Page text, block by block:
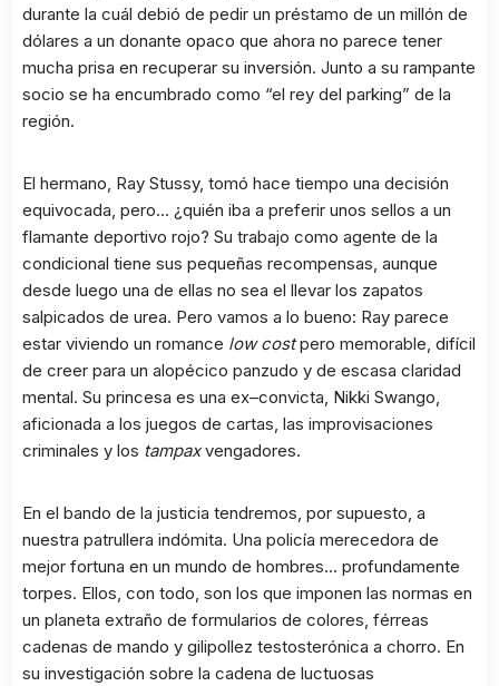
durante la cuál debió de pedir un préstamo de un millón de
dólares a un donante opaco que ahora no parece tener
mucha prisa en recuperar su inversión. Junto a su rampante
socio se ha encumbrado como “el rey del parking” de la
región.
El hermano, Ray Stussy, tomó hace tiempo una decisión
equivocada, pero… ¿quién iba a preferir unos sellos a un
flamante deportivo rojo? Su trabajo como agente de la
condicional tiene sus pequeñas recompensas, aunque
desde luego una de ellas no sea el llevar los zapatos
salpicados de urea. Pero vamos a lo bueno: Ray parece
estar viviendo un romance low costpero memorable, difícil
de creer para un alopécico panzudo y de escasa claridad
mental. Su princesa es una ex–convicta, Nikki Swango,
aficionada a los juegos de cartas, las improvisaciones
criminales y los tampaxvengadores.
En el bando de la justicia tendremos, por supuesto, a
nuestra patrullera indómita. Una policía merecedora de
mejor fortuna en un mundo de hombres… profundamente
torpes. Ellos, con todo, son los que imponen las normas en
un planeta extraño de formularios de colores, férreas
cadenas de mando y gilipollez testosterónica a chorro. En
su investigación sobre la cadena de luctuosas